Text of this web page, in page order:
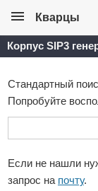
Кварцы
Корпус SIP3
Стандартный
Попробуйте
Если не нашли
запрос на почту.